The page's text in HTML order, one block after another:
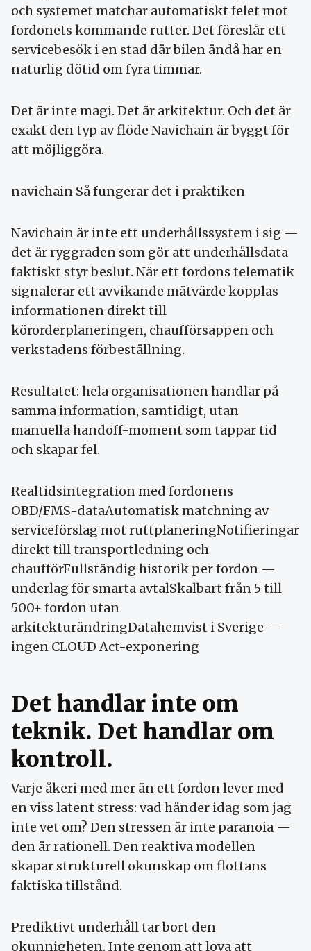
och systemet matchar automatiskt felet mot
fordonets kommande rutter. Det föreslår ett
servicebesök i en stad där bilen ändå har en
naturlig dötid om fyra timmar.
Det är inte magi. Det är arkitektur. Och det är
exakt den typ av flöde Navichain är byggt för
att möjliggöra.
navichain Så fungerar det i praktiken
Navichain är inte ett underhållssystem i sig —
det är ryggraden som gör att underhållsdata
faktiskt styr beslut. När ett fordons telematik
signalerar ett avvikande mätvärde kopplas
informationen direkt till
körorderplaneringen, chaufförsappen och
verkstadens förbeställning.
Resultatet: hela organisationen handlar på
samma information, samtidigt, utan
manuella handoff-moment som tappar tid
och skapar fel.
Realtidsintegration med fordonens
OBD/FMS-dataAutomatisk matchning av
serviceförslag mot ruttplaneringNotifieringar
direkt till transportledning och
chaufförFullständig historik per fordon —
underlag för smarta avtalSkalbart från 5 till
500+ fordon utan
arkitekturändringDatahemvist i Sverige —
ingen CLOUD Act-exponering
Det handlar inte om
teknik. Det handlar om
kontroll.
Varje åkeri med mer än ett fordon lever med
en viss latent stress: vad händer idag som jag
inte vet om? Den stressen är inte paranoia —
den är rationell. Den reaktiva modellen
skapar strukturell okunskap om flottans
faktiska tillstånd.
Prediktivt underhåll tar bort den
okunnigheten. Inte genom att lova att